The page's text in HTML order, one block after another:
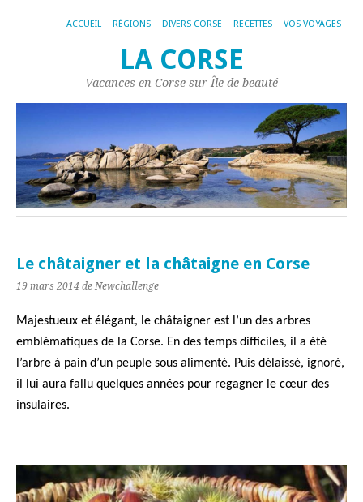
ACCUEIL RÉGIONS DIVERS CORSE RECETTES VOS VOYAGES
LA CORSE
Vacances en Corse sur Île de beauté
Le châtaigner et la châtaigne en Corse
19 mars 2014 de Newchallenge
Majestueux et élégant, le châtaigner est l’un des arbres
emblématiques de la Corse. En des temps difficiles, il a été
l’arbre à pain d’un peuple sous alimenté. Puis délaissé, ignoré,
il lui aura fallu quelques années pour regagner le cœur des
insulaires.